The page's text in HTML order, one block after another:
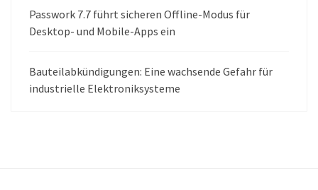
Passwork 7.7 führt sicheren Offline-Modus für
Desktop- und Mobile-Apps ein
Bauteilabkündigungen: Eine wachsende Gefahr für
industrielle Elektroniksysteme